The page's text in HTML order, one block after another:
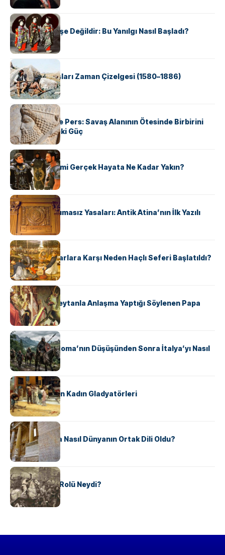
KÜLTÜR
Geyşalar Fahişe Değildir: Bu Yanılgı Nasıl Başladı?
KÜLTÜR
Apache Savaşları Zaman Çizelgesi (1580–1886)
KÜLTÜR
Antik Yunan ve Pers: Savaş Alanının Ötesinde Birbirini
Şekillendiren İki Güç
KÜLTÜR
‘Gladiator’ Filmi Gerçek Hayata Ne Kadar Yakın?
KÜLTÜR
Draco’nun Acımasız Yasaları: Antik Atina’nın İlk Yazılı
Hukuk Kodu
KÜLTÜR
Avrupalı ​​Katharlara Karşı Neden Haçlı Seferi Başlatıldı?
KÜLTÜR
II. Silvester: Şeytanla Anlaşma Yaptığı Söylenen Papa
KÜLTÜR
Ostrogotlar Roma’nın Düşüşünden Sonra İtalya’yı Nasıl
Ele Geçirdi?
KÜLTÜR
Antik Roma’nın Kadın Gladyatörleri
KÜLTÜR
Antik Yunanca Nasıl Dünyanın Ortak Dili Oldu?
KÜLTÜR
Valdensler’in Rolü Neydi?